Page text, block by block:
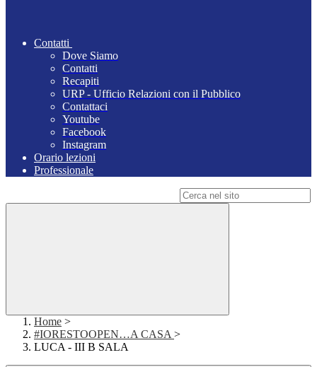
Contatti
Dove Siamo
Contatti
Recapiti
URP - Ufficio Relazioni con il Pubblico
Contattaci
Youtube
Facebook
Instagram
Orario lezioni
Professionale
Home >
#IORESTOOPEN…A CASA >
LUCA - III B SALA